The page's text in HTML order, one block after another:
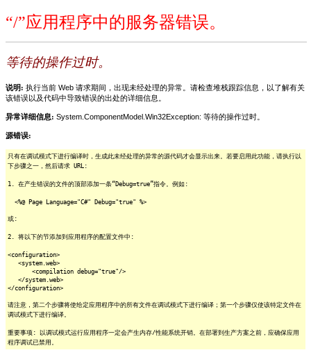
“/”应用程序中的服务器错误。
等待的操作过时。
说明: 执行当前 Web 请求期间，出现未经处理的异常。请检查堆栈跟踪信息，以了解有关
该错误以及代码中导致错误的出处的详细信息。
异常详细信息: System.ComponentModel.Win32Exception: 等待的操作过时。
源错误:
只有在调试模式下进行编译时，生成此未经处理的异常的源代码才会显示出来。若要启用此功能，请执行以
下步骤之一，然后请求 URL:
1. 在产生错误的文件的顶部添加一条“Debug=true”指令。例如:
<%@ Page Language="C#" Debug="true" %>
或:
2. 将以下的节添加到应用程序的配置文件中:
<configuration>
<system.web>
<compilation debug="true"/>
</system.web>
</configuration>
请注意，第二个步骤将使给定应用程序中的所有文件在调试模式下进行编译；第一个步骤仅使该特定文件在
调试模式下进行编译。
重要事项: 以调试模式运行应用程序一定会产生内存/性能系统开销。在部署到生产方案之前，应确保应用
程序调试已禁用。